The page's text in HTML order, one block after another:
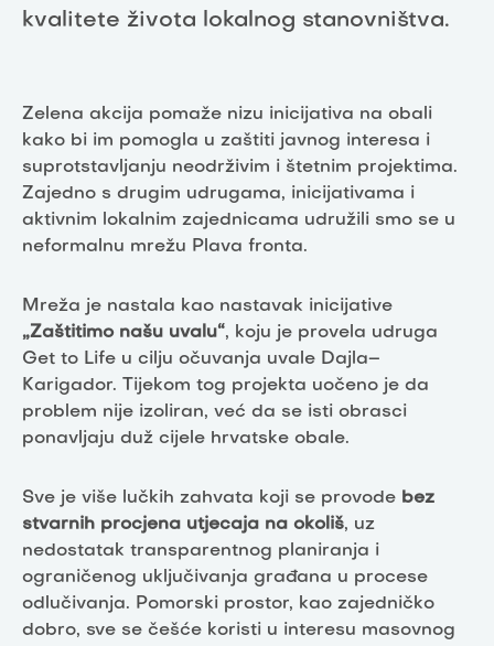
kvalitete života lokalnog stanovništva.
Zelena akcija pomaže nizu inicijativa na obali
kako bi im pomogla u zaštiti javnog interesa i
suprotstavljanju neodrživim i štetnim projektima.
Zajedno s drugim udrugama, inicijativama i
aktivnim lokalnim zajednicama udružili smo se u
neformalnu mrežu Plava fronta.
Mreža je nastala kao nastavak inicijative
„Zaštitimo našu uvalu“, koju je provela udruga
Get to Life u cilju očuvanja uvale Dajla–
Karigador. Tijekom tog projekta uočeno je da
problem nije izoliran, već da se isti obrasci
ponavljaju duž cijele hrvatske obale.
Sve je više lučkih zahvata koji se provode bez
stvarnih procjena utjecaja na okoliš, uz
nedostatak transparentnog planiranja i
ograničenog uključivanja građana u procese
odlučivanja. Pomorski prostor, kao zajedničko
dobro, sve se češće koristi u interesu masovnog